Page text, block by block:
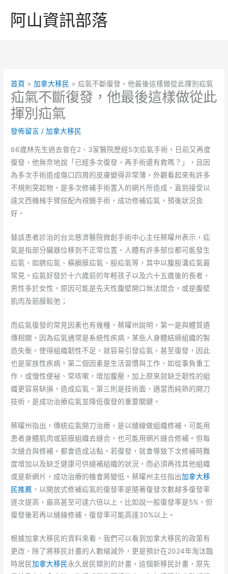
阿山資訊部落
首頁 加拿大移民 疝氣不斷復發，他最後這樣做從此揮別疝氣
疝氣不斷復發，他最後這樣做從此
揮別疝氣
發佈留言 /加拿大移民
66歲林先生過去曾在2、3家醫院歷經5次疝氣手術，日前又再度
復發，他無奈地說「已經多次復發，再手術還有救嗎？」，且因
為多次手術造成傷口四周的皮膚變得非常薄，外觀看起來有許多
不規則突起物，是多次修補手術置入的網片所造成，直到接受以
達文西機械手臂搭配內視鏡手術，成功修補疝氣，預後狀況良
好。
替該患者診治的台北慈濟醫院微創手術中心主任蔡曜州表示，疝
氣是指部分臟器位移到不正常位置，人體有許多部位都可能發生
疝氣，如臍疝氣、橫膈膜疝氣、股疝氣等，其中以腹股溝疝氣最
常見。疝氣好發於十六歲前的年輕孩子以及六十五歲後的長者，
男性多於女性。原因可能是先天性腹壁開口無法閉合，或是腹壁
肌肉及筋膜鬆弛；
而疝氣復發的常見因素也有幾種，蔡曜州說明，第一是與體質遺
傳相關，因為疝氣通常是系統性疾病，某些人身體結締組織的製
造失衡，使得組織韌性不足，就容易引發疝氣，甚至復發，因此
也是家族性疾病。第二個因素是生活習慣與工作，如從事負重工
作，或慢性便祕、常咳嗽，增加腹壓，加上原來就缺乏韌性的組
織更容易缺損，造成疝氣。第三則是技術面，適當而純熟的開刀
技術，是成功治療疝氣並降低復發的重要關鍵。
蔡曜州指出，傳統疝氣開刀治療，是以縫線做組織修補，可能用
患者身體肌肉或筋膜組織去縫合，也可能用網片縫合修補。但每
次縫合與修補，都會造成沾黏，若復發，就會導致下次修補時難
度增加以及缺乏健康可供縫補組織的狀況，而必須再找其他組織
或是新網片，成功治療的機會將變低。蔡曜州主任指出加拿大移
民推薦 ，以開放式修補疝氣的復發率是隨著復發次數越多復發率
逐次提高，最高甚至可達六倍以上，比如說一般復發率是5%，但
復發後若再以縫線修補，復發率可能高達30%以上。
根據加拿大移民的資料來看，我們可以看到加拿大移民的政策有
更改，除了將移民計畫的人數縮減外，更是預計在2024年淘汰臨
時居民加拿大移民永久居民類別的計畫，這個新移民計畫，原先